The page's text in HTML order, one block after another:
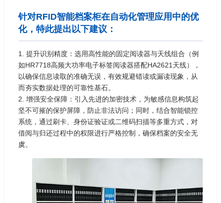
针对RFID智能档案柜在自动化管理应用中的优
化，特此提出以下建议：
1. 提升识别精度：选用高性能的固定阅读器与天线组合（例
如HR7718高频大功率电子标签阅读器搭配HA2621天线），
以确保信息读取的准确无误，有效规避错读或漏读现象，从
而夯实数据处理的可靠性基石。
2. 增强安全保障：引入先进的加密技术，为敏感信息构筑起
坚不可摧的保护屏障，防止非法访问；同时，结合智能锁控
系统，通过刷卡、身份证验证或二维码扫描等多重方式，对
借阅与归还过程中的权限进行严格控制，确保档案的安全无
虞。